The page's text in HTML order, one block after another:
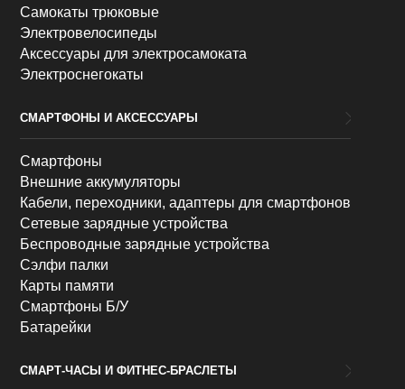
Самокаты трюковые
Электровелосипеды
Аксессуары для электросамоката
Электроснегокаты
СМАРТФОНЫ И АКСЕССУАРЫ
Смартфоны
Внешние аккумуляторы
Кабели, переходники, адаптеры для смартфонов
Сетевые зарядные устройства
Беспроводные зарядные устройства
Сэлфи палки
Карты памяти
Смартфоны Б/У
Батарейки
СМАРТ-ЧАСЫ И ФИТНЕС-БРАСЛЕТЫ